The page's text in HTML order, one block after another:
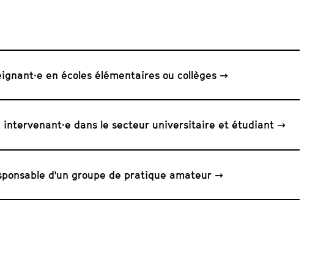
en écoles élémentaires ou collèges
intervenant·e dans le secteur universitaire et étudiant
d'un groupe de pratique amateur